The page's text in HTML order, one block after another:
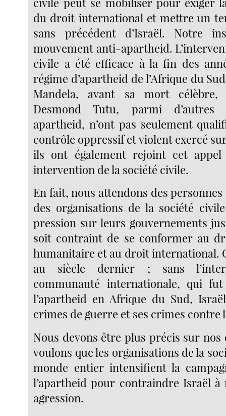
du droit international et mettre un
sans précédent d’Israël. Notre
mouvement anti-apartheid.
civile a été efficace à la fin des
régime d’apartheid de l’Afrique du
Mandela, avant sa mort célèbre,
Desmond Tutu, parmi
apartheid, n’ont pas seulement
contrôle oppressif et violent exercé
ils ont également rejoint cet
intervention de la société civile.
En fait, nous attendons des
des organisations de la société civile
pression sur leurs gouvernements
soit contraint de se conformer au
humanitaire et au droit international.
au siècle dernier ; sans
communauté internationale, qui
l’apartheid en Afrique du Sud,
crimes de guerre et ses crimes contre
Nous devons être plus précis sur nos
voulons que les organisations de la
monde entier intensifient la
l’apartheid pour contraindre Israël
agression.